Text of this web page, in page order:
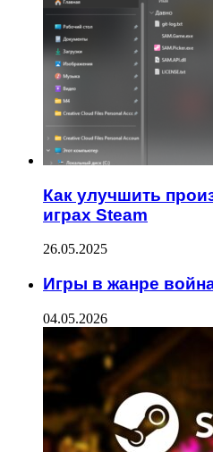
Как улучшить
играх Steam
26.05.2025
Игры в жанре
04.05.2026